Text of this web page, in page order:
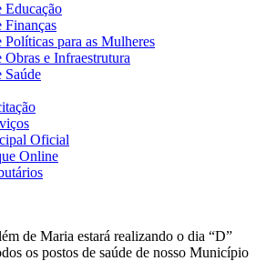
Educação
Finanças
Políticas para as Mulheres
Obras e Infraestrutura
Saúde
Oficial
Online
de Maria estará realizando o dia “D”
os postos de saúde de nosso Município